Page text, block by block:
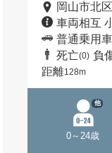
岡山市北
車両相互
普通乗用車
死亡(0) 負
距離128m
0～24歳
他